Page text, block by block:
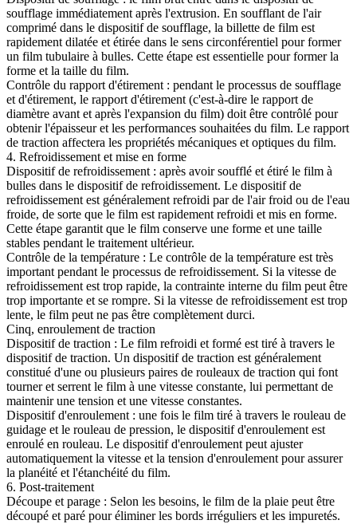
soufflage immédiatement après l'extrusion. En soufflant de l'air
comprimé dans le dispositif de soufflage, la billette de film est
rapidement dilatée et étirée dans le sens circonférentiel pour former
un film tubulaire à bulles. Cette étape est essentielle pour former la
forme et la taille du film.
Contrôle du rapport d'étirement : pendant le processus de soufflage
et d'étirement, le rapport d'étirement (c'est-à-dire le rapport de
diamètre avant et après l'expansion du film) doit être contrôlé pour
obtenir l'épaisseur et les performances souhaitées du film. Le rapport
de traction affectera les propriétés mécaniques et optiques du film.
4. Refroidissement et mise en forme
Dispositif de refroidissement : après avoir soufflé et étiré le film à
bulles dans le dispositif de refroidissement. Le dispositif de
refroidissement est généralement refroidi par de l'air froid ou de l'eau
froide, de sorte que le film est rapidement refroidi et mis en forme.
Cette étape garantit que le film conserve une forme et une taille
stables pendant le traitement ultérieur.
Contrôle de la température : Le contrôle de la température est très
important pendant le processus de refroidissement. Si la vitesse de
refroidissement est trop rapide, la contrainte interne du film peut être
trop importante et se rompre. Si la vitesse de refroidissement est trop
lente, le film peut ne pas être complètement durci.
Cinq, enroulement de traction
Dispositif de traction : Le film refroidi et formé est tiré à travers le
dispositif de traction. Un dispositif de traction est généralement
constitué d'une ou plusieurs paires de rouleaux de traction qui font
tourner et serrent le film à une vitesse constante, lui permettant de
maintenir une tension et une vitesse constantes.
Dispositif d'enroulement : une fois le film tiré à travers le rouleau de
guidage et le rouleau de pression, le dispositif d'enroulement est
enroulé en rouleau. Le dispositif d'enroulement peut ajuster
automatiquement la vitesse et la tension d'enroulement pour assurer
la planéité et l'étanchéité du film.
6. Post-traitement
Découpe et parage : Selon les besoins, le film de la plaie peut être
découpé et paré pour éliminer les bords irréguliers et les impuretés.